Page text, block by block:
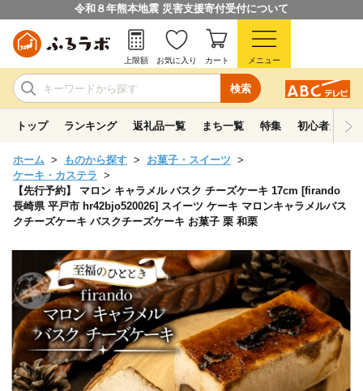
令和８年熊本地震 災害支援寄付受付について
検索
上限額 お気に入り カート メニュー
トップ ランキング 返礼品一覧 まち一覧 特集 初心者ガイド
ホーム ものから探す
お菓子・スイーツ
ケーキ・カステラ
【先行予約】 マロン キャラメル バスク チーズケーキ 17cm [firando
長崎県 平戸市 hr42bjo520026] スイーツ ケーキ マロンキャラメルバス
クチーズケーキ バスクチーズケーキ お菓子 栗 和栗